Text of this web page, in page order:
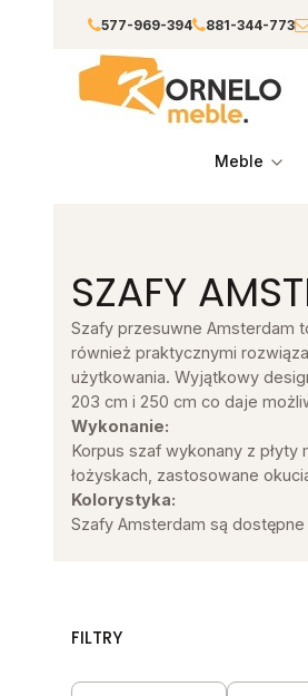
577-969-394 881-344-773
meble
SZAFY
Szafy przesuwne Amsterdam
również praktycznymi
użytkowania. Wyjątkowy
203 cm i 250 cm co daje
Wykonanie:
Korpus szaf wykonany z
łożyskach, zastosowane
Kolorystyka:
Szafy Amsterdam są
FILTRY